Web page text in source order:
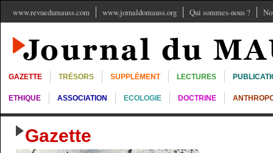
www.revuedumauss.com www.jornaldomauss.org Qui sommes-nous ?
GAZETTE TRÉSORS SUPPLÉMENT LECTURES
ETHIQUE ASSOCIATION ECOLOGIE DOCTRINE
Gazette